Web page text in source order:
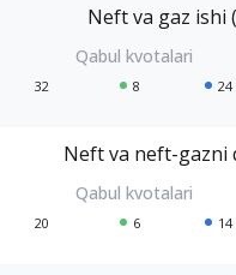
Neft va gaz ishi
32 8 24
Neft va neft-gazni
20 6 14